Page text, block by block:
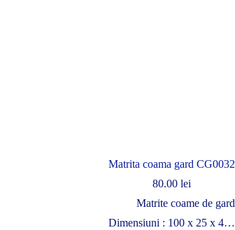
Matrita coama gard CG0032
80.00lei
Matrite coame de gard
Dimensiuni : 100 x 25 x 4…